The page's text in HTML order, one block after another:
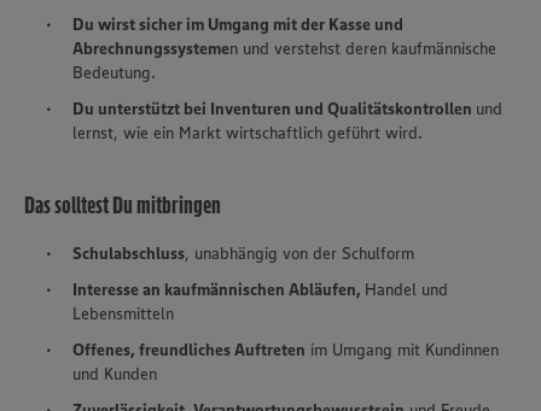
Du wirst sicher im Umgang mit der Kasse und
Abrechnungssystemen und verstehst deren kaufmännische
Bedeutung.​
Du unterstützt bei Inventuren und Qualitätskontrollen und
lernst, wie ein Markt wirtschaftlich geführt wird.
Das solltest Du mitbringen
Schulabschluss, unabhängig von der Schulform​
Interesse an kaufmännischen Abläufen, Handel und
Lebensmitteln​
Offenes, freundliches Auftreten im Umgang mit Kundinnen
und Kunden​